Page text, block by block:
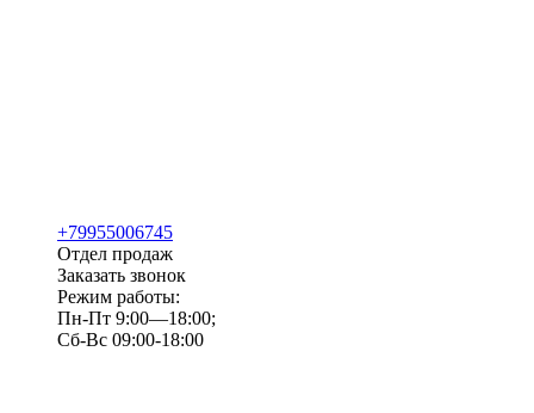
+79955006745
Отдел продаж
Заказать звонок
Режим работы:
Пн-Пт 9:00—18:00;
Сб-Вс 09:00-18:00